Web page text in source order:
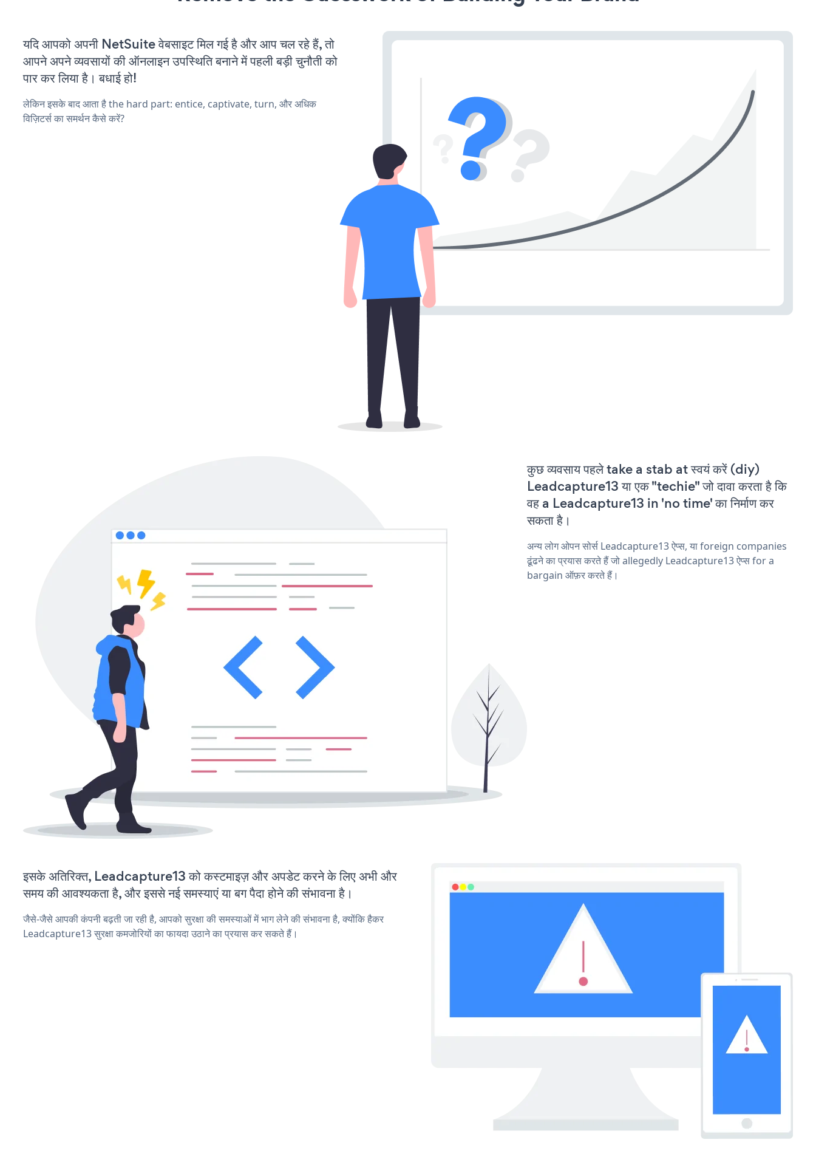
यदि आपको अपनी NetSuite वेबसाइट मिल गई है और आप चल रहे हैं, तो
आपने अपने व्यवसायों की ऑनलाइन उपस्थिति बनाने में पहली बड़ी चुनौती को
पार कर लिया है। बधाई हो!
लेकिन इसके बाद आता है the hard part: entice, captivate, turn, और अधिक
विज़िटर्स का समर्थन कैसे करें?
कुछ व्यवसाय पहले take a stab at स्वयं करें (diy)
Leadcapture13 या एक "techie" जो दावा करता है कि
वह a Leadcapture13 in 'no time' का निर्माण कर
सकता है।
अन्य लोग ओपन सोर्स Leadcapture13 ऐप्स, या foreign companies
ढूंढने का प्रयास करते हैं जो allegedly Leadcapture13 ऐप्स for a
bargain ऑफ़र करते हैं।
इसके अतिरिक्त, Leadcapture13 को कस्टमाइज़ और अपडेट करने के लिए अभी और
समय की आवश्यकता है, और इससे नई समस्याएं या बग पैदा होने की संभावना है।
जैसे-जैसे आपकी कंपनी बढ़ती जा रही है, आपको सुरक्षा की समस्याओं में भाग लेने की संभावना है, क्योंकि हैकर
Leadcapture13 सुरक्षा कमजोरियों का फायदा उठाने का प्रयास कर सकते हैं।